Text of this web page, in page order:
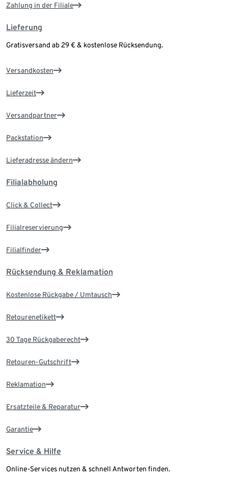
Zahlung in der Filiale
Lieferung
Gratisversand ab 29 € & kostenlose Rücksendung.
Versandkosten
Lieferzeit
Versandpartner
Packstation
Lieferadresse ändern
Filialabholung
Click & Collect
Filialreservierung
Filialfinder
Rücksendung & Reklamation
Kostenlose Rückgabe / Umtausch
Retourenetikett
30 Tage Rückgaberecht
Retouren-Gutschrift
Reklamation
Ersatzteile & Reparatur
Garantie
Service & Hilfe
Online-Services nutzen & schnell Antworten finden.